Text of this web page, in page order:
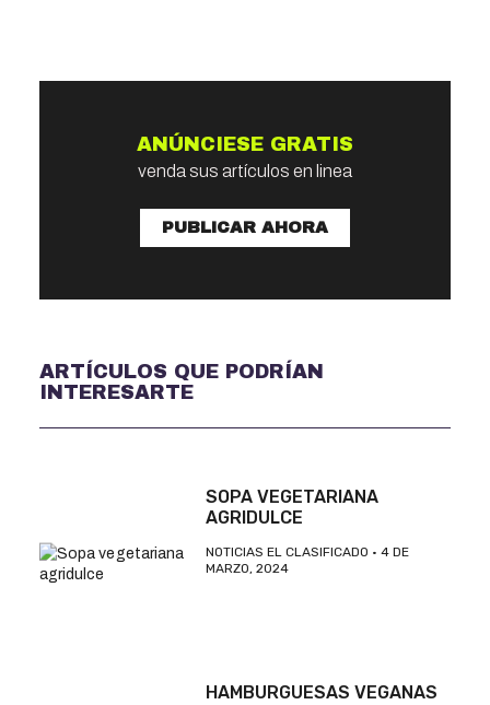
ANÚNCIESE GRATIS
venda sus artículos en linea
PUBLICAR AHORA
ARTÍCULOS QUE PODRÍAN
INTERESARTE
SOPA VEGETARIANA
AGRIDULCE
NOTICIAS EL CLASIFICADO
4 DE
MARZO, 2024
HAMBURGUESAS VEGANAS